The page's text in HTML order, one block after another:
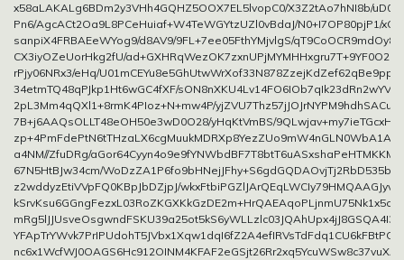
x58aLAKALg6BDm2y3VHh4GQHZ5OOX7EL5lvopC0/X3Z2tAo7hNI8b/
Pn6/AgcACt2Oa9L8PCeHuiaf+W4TeWGYtzUZl0vBdaJ/N0+I7OP80pjP1/
sanpiX4FRBAEeWYog9/d8AV9/9FL+7ee05FthYMjvlgS/
CX3iyOZeUorHkg2fU/
rPjy06NRx3/eHq/
34etmTQ48qPJkp1Ht6wGC4fXF/
2pL3Mm4qQXl1+8rmK4PIoz+N+mw4P/
7B+j6AAQsOLLT48eOH50e3wD0O28/yHqKtVmBS/
a4NM//ZfuDRg/
67N5HtBJw34cm/
z2wddyzEtiVVpFQ0KBpJbDZjpJ/